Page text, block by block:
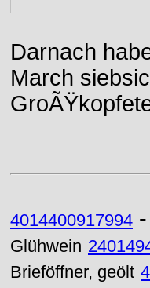
Darnach
March
4014400917994 -
Glühwein
Brieföffner, geölt